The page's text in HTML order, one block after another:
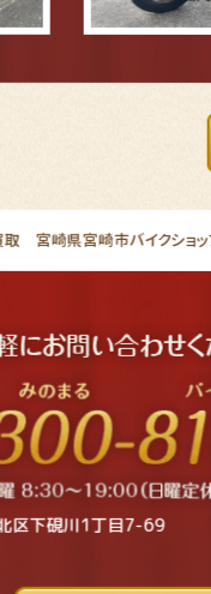
取 宮崎県宮崎市バイクシ
下硯川1丁目7-69